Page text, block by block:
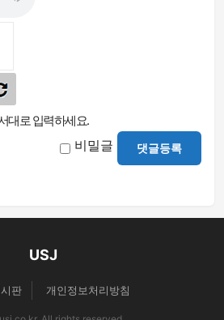
대로 입력하세요.
비밀글 댓글등록
USJ
판 개인정보처리방침